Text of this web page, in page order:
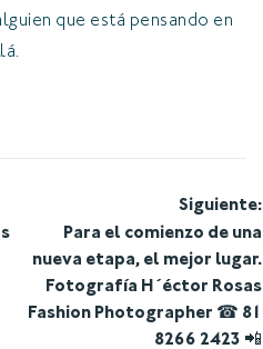
que está pensando en
Siguiente:
Para el comienzo de una
nueva etapa, el mejor lugar.
Fotografía H´éctor Rosas
Fashion Photographer ☎ 81
8266 2423 📲